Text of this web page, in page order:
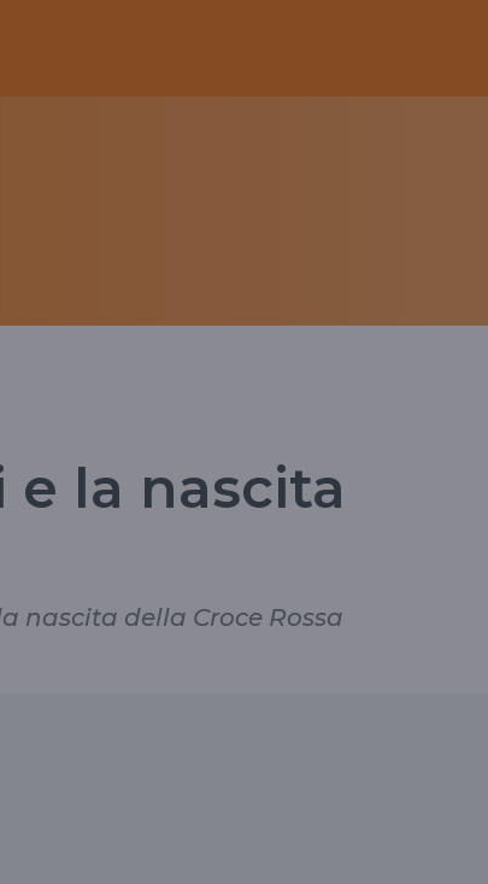
la nascita
nascita della Croce Rossa